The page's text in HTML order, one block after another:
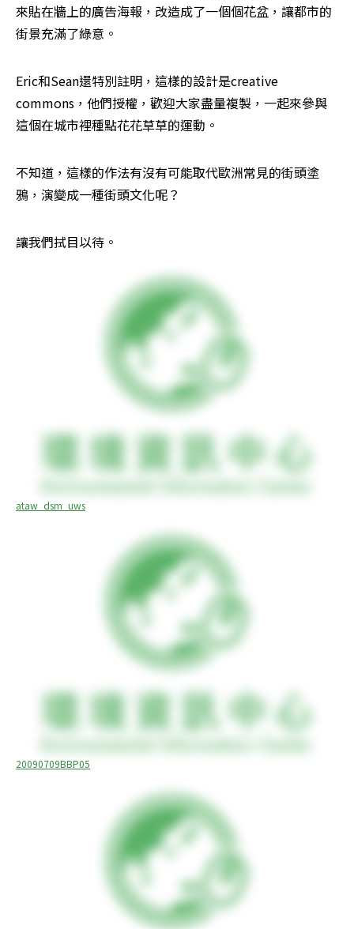
來貼在牆上的廣告海報，改造成了一個個花盆，讓都市的
街景充滿了綠意。
Eric和Sean還特別註明，這樣的設計是creative
commons，他們授權，歡迎大家盡量複製，一起來參與
這個在城市裡種點花花草草的運動。
不知道，這樣的作法有沒有可能取代歐洲常見的街頭塗
鴉，演變成一種街頭文化呢？
讓我們拭目以待。
ataw_dsm_uws
20090709BBP05